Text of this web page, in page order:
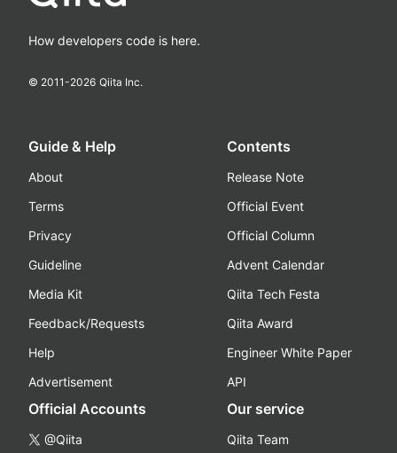
How developers code is here.
© 2011-2026 Qiita Inc.
Guide & Help
About
Terms
Privacy
Guideline
Media Kit
Feedback/Requests
Help
Advertisement
Contents
Release Note
Official Event
Official Column
Advent Calendar
Qiita Tech Festa
Qiita Award
Engineer White Paper
API
Official Accounts
@Qiita
Our service
Qiita Team